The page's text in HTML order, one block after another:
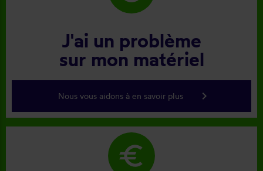
J'ai un problème
sur mon matériel
Nous vous aidons à en savoir plus keyboard_arrow_right
euro